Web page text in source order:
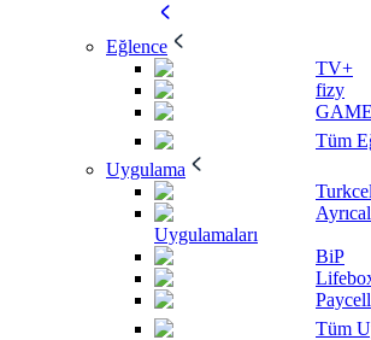
Eğlence
TV+
fizy
Tüm
Uygulama
Uygulamaları
BiP
Paycell
Tüm